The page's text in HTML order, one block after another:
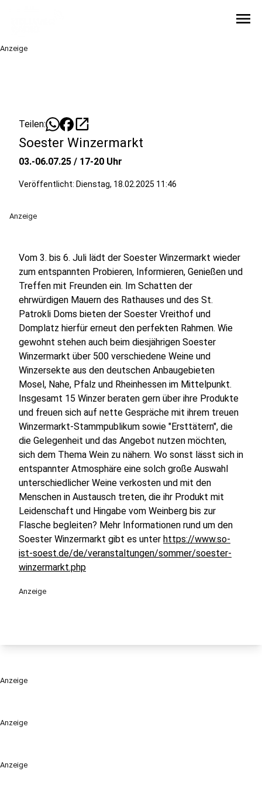
menu
Anzeige
Anzeige
Anzeige
Teilen: open_in_new
Soester Winzermarkt
03.-06.07.25 / 17-20 Uhr
Veröffentlicht: Dienstag, 18.02.2025 11:46
Anzeige
Vom 3. bis 6. Juli lädt der Soester Winzermarkt wieder
zum entspannten Probieren, Informieren, Genießen und
Treffen mit Freunden ein. Im Schatten der
ehrwürdigen Mauern des Rathauses und des St.
Patrokli Doms bieten der Soester Vreithof und
Domplatz hierfür erneut den perfekten Rahmen. Wie
gewohnt stehen auch beim diesjährigen Soester
Winzermarkt über 500 verschiedene Weine und
Winzersekte aus den deutschen Anbaugebieten
Mosel, Nahe, Pfalz und Rheinhessen im Mittelpunkt.
Insgesamt 15 Winzer beraten gern über ihre Produkte
und freuen sich auf nette Gespräche mit ihrem treuen
Winzermarkt-Stammpublikum sowie "Ersttätern", die
die Gelegenheit und das Angebot nutzen möchten,
sich dem Thema Wein zu nähern. Wo sonst lässt sich in
entspannter Atmosphäre eine solch große Auswahl
unterschiedlicher Weine verkosten und mit den
Menschen in Austausch treten, die ihr Produkt mit
Leidenschaft und Hingabe vom Weinberg bis zur
Flasche begleiten? Mehr Informationen rund um den
Soester Winzermarkt gibt es unter https://www.so-
ist-soest.de/de/veranstaltungen/sommer/soester-
winzermarkt.php
Anzeige
Anzeige